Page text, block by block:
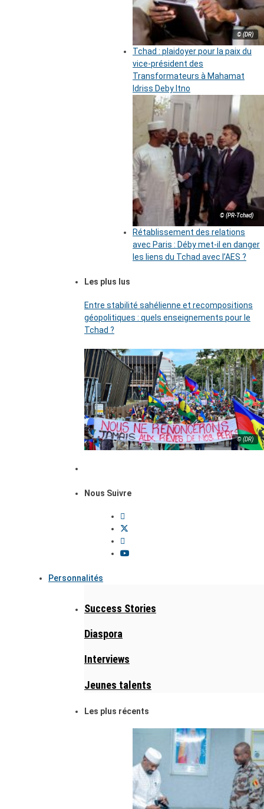
© (DR)
Tchad : plaidoyer pour la paix du
vice-président des
Transformateurs à Mahamat
Idriss Deby Itno
© (PR-Tchad)
Rétablissement des relations
avec Paris : Déby met-il en danger
les liens du Tchad avec l’AES ?
Les plus lus
Entre stabilité sahélienne et recompositions
géopolitiques : quels enseignements pour le
Tchad ?
© (DR)
Nous Suivre
Personnalités
Success Stories
Diaspora
Interviews
Jeunes talents
Les plus récents